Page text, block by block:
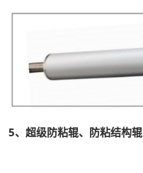
5、超级防粘辊、防粘结构辊